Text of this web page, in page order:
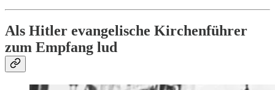
Als Hitler evangelische Kirchenführer
zum Empfang lud